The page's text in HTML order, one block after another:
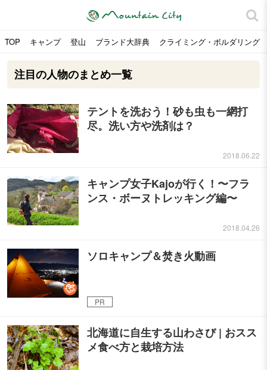
TOP キャンプ 登山 ブランド大辞典 クライミング・ボルダリング
注目の人物のまとめ一覧
テントを洗おう！砂も虫も一網打
尽。洗い方や洗剤は？
2018.06.22
キャンプ女子Kajoが行く！〜フラ
ンス・ボーヌトレッキング編〜
2018.04.26
ソロキャンプ＆焚き火動画
PR
北海道に自生する山わさび | おスス
メ食べ方と栽培方法